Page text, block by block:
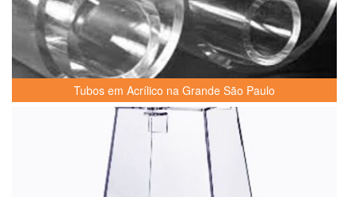
Tubos em Acrílico na Grande São Paulo